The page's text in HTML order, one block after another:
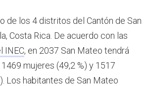
de los 4 distritos del Cantón de San
Costa Rica. De acuerdo con las
INEC, en 2037 San Mateo tendrá
mujeres (49,2 %) y 1517
Los habitantes de San Mateo